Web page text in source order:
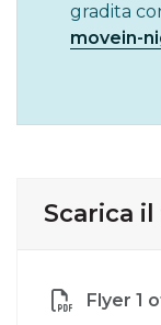
gradita
movein-
Scarica
Flyer 1